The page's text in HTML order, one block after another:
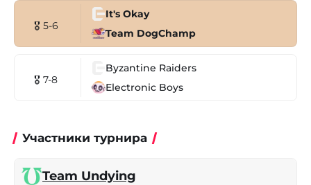
🎖 5-6
It's Okay
Team DogChamp
🎖 7-8
Byzantine Raiders
Electronic Boys
Участники турнира
Team Undying